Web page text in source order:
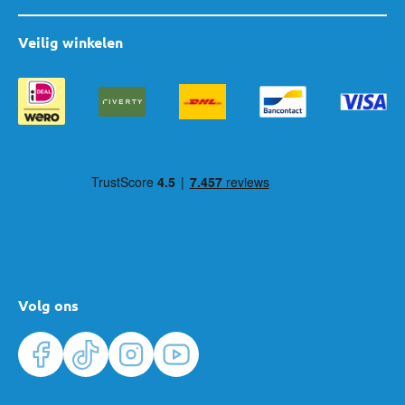
De maat is geschikt voor jouw ledikant.
Het matras blijft vlak liggen.
De productinformatie legt uit hoe je het matras
schoonhoudt.
Het is duidelijk of je het matras mag draaien of keren.
Welk ledikantmatras past bij jullie dagelijks
productinformatie hoe je de matrashoes en het matras kunt
reinigen. Controleer ook of de hoes afneembaar is, wanneer dat
Volg ons
Veilig winkelen